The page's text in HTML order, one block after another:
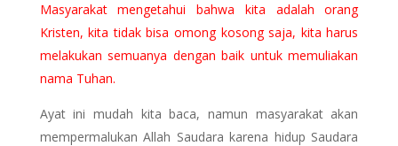
Masyarakat mengetahui bahwa kita adalah orang
Kristen, kita tidak bisa omong kosong saja, kita harus
melakukan semuanya dengan baik untuk memuliakan
nama Tuhan.
Ayat ini mudah kita baca, namun masyarakat akan
mempermalukan Allah Saudara karena hidup Saudara